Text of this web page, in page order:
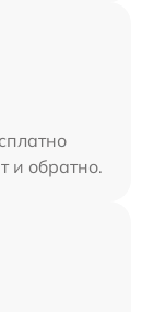
и обратно.